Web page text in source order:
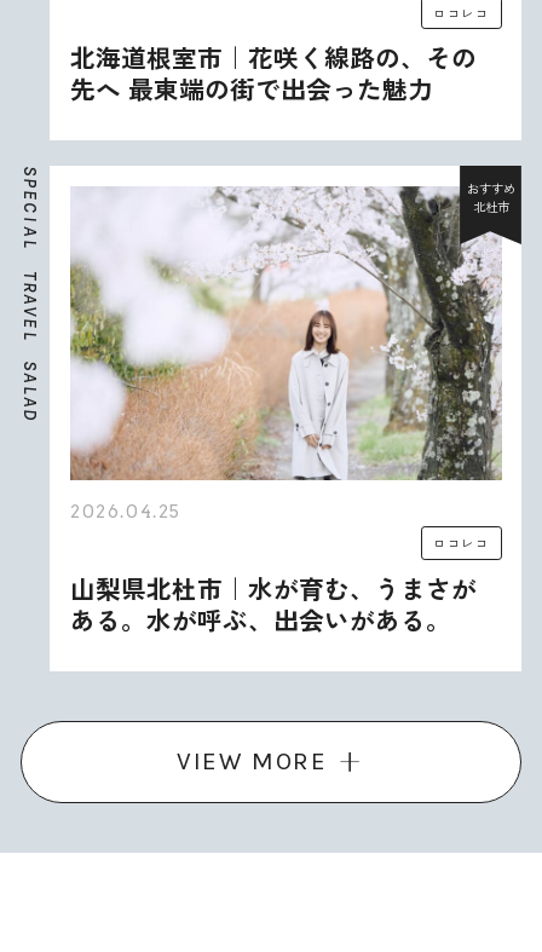
ロコレコ
北海道根室市｜花咲く線路の、その
先へ 最東端の街で出会った魅力
S
P
E
C
I
A
L
T
R
A
V
E
L
S
A
L
A
D
おすすめ
北杜市
2026.04.25
ロコレコ
山梨県北杜市｜水が育む、うまさが
ある。水が呼ぶ、出会いがある。
VIEW MORE